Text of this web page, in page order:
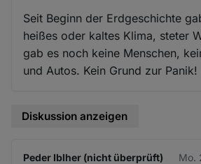
Seit Beginn der Erdgeschichte
heißes oder kaltes Klima, steter
gab es noch keine Menschen,
und Autos. Kein Grund zur Panik!
Diskussion anzeigen
Peder Iblher (nicht überprüft) Mo.